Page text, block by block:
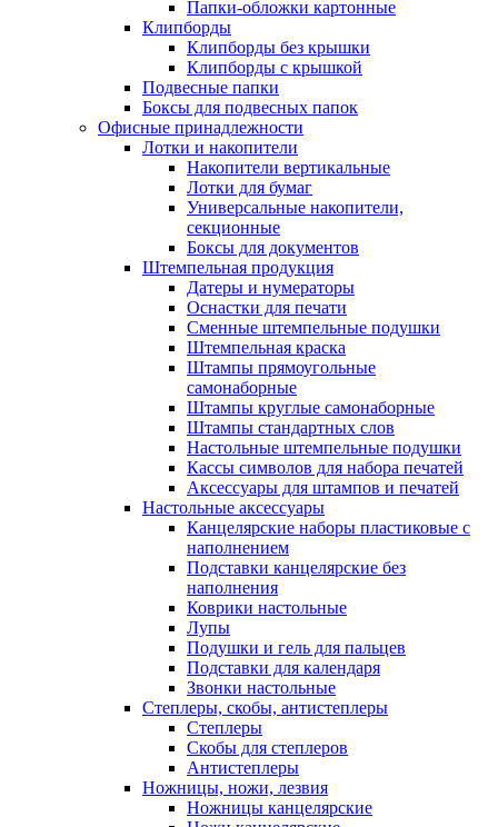
Папки-обложки картонные
Клипборды
Клипборды без крышки
Клипборды с крышкой
Подвесные папки
Боксы для подвесных папок
Офисные принадлежности
Лотки и накопители
Накопители вертикальные
Лотки для бумаг
Универсальные накопители,
секционные
Боксы для документов
Штемпельная продукция
Датеры и нумераторы
Оснастки для печати
Сменные штемпельные подушки
Штемпельная краска
Штампы прямоугольные
самонаборные
Штампы круглые самонаборные
Штампы стандартных слов
Настольные штемпельные подушки
Кассы символов для набора печатей
Аксессуары для штампов и печатей
Настольные аксессуары
Канцелярские наборы пластиковые с
наполнением
Подставки канцелярские без
наполнения
Коврики настольные
Лупы
Подушки и гель для пальцев
Подставки для календаря
Звонки настольные
Степлеры, скобы, антистеплеры
Степлеры
Скобы для степлеров
Антистеплеры
Ножницы, ножи, лезвия
Ножницы канцелярские